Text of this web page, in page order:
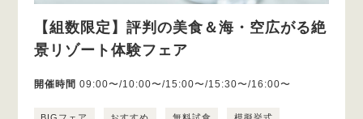
【組数限定】評判の美食＆海・空広がる絶
景リゾート体験フェア
開催時間 09:00〜/10:00〜/15:00〜/15:30〜/16:00〜